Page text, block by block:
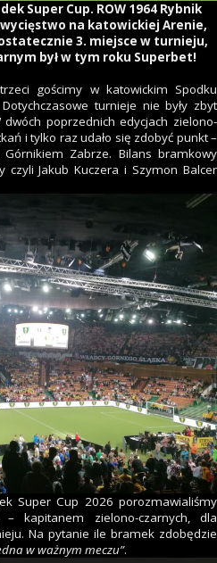
Super Cup. ROW 1964 Rybnik
na katowickiej Arenie,
3. miejsce w turnieju,
był w tym roku Superbet!
gościmy w katowickim Spodku
turnieje nie były zbyt
poprzednich edycjach zielono-
i tylko raz udało się zdobyć punkt –
Zabrze. Bilans bramkowy
czyli Jakub Kuczera i Szymon Balcer
Super Cup 2026 porozmawialiśmy
kapitanem zielono-czarnych, dla
Na pytanie ile bramek zdobędzie
w ważnym meczu”.